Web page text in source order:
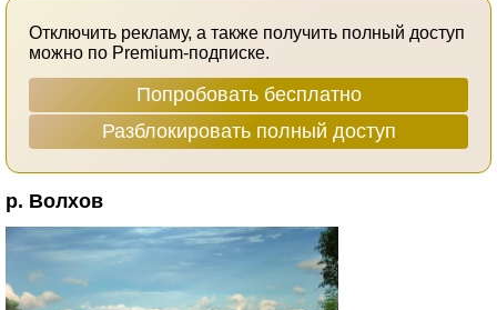
Отключить рекламу, а также получить полный доступ
можно по Premium-подписке.
Попробовать бесплатно
Разблокировать полный доступ
р. Волхов